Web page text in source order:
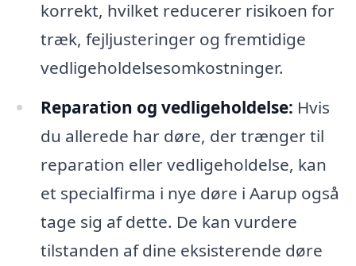
korrekt, hvilket reducerer risikoen for
træk, fejljusteringer og fremtidige
vedligeholdelsesomkostninger.
Reparation og vedligeholdelse: Hvis
du allerede har døre, der trænger til
reparation eller vedligeholdelse, kan
et specialfirma i nye døre i Aarup også
tage sig af dette. De kan vurdere
tilstanden af dine eksisterende døre